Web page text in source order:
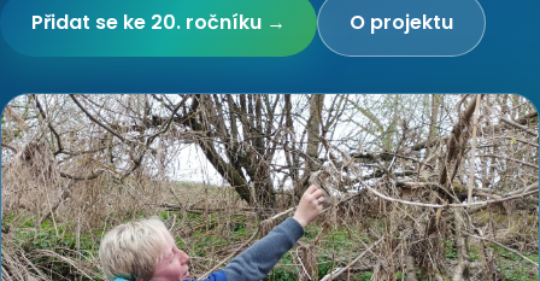
Přidat se ke 20. ročníku → O projektu